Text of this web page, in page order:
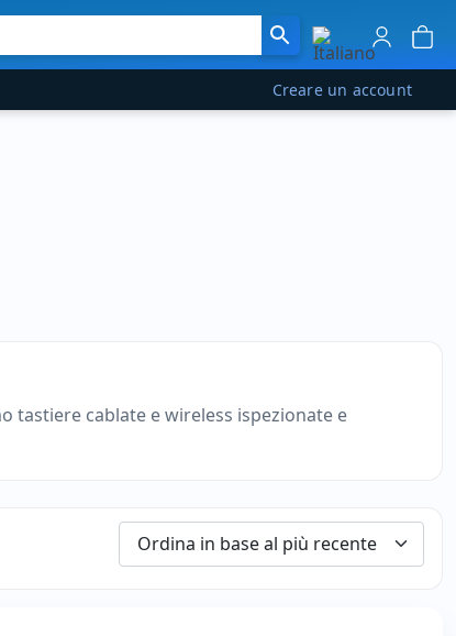
Creare un account
tastiere cablate e wireless ispezionate e